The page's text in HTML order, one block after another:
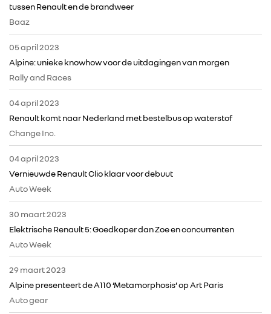
tussen Renault en de brandweer
Baaz
05 april 2023
Alpine: unieke knowhow voor de uitdagingen van morgen
Rally and Races
04 april 2023
Renault komt naar Nederland met bestelbus op waterstof
Change Inc.
04 april 2023
Vernieuwde Renault Clio klaar voor debuut
Auto Week
30 maart 2023
Elektrische Renault 5: Goedkoper dan Zoe en concurrenten
Auto Week
29 maart 2023
Alpine presenteert de A110 ‘Metamorphosis’ op Art Paris
Auto gear